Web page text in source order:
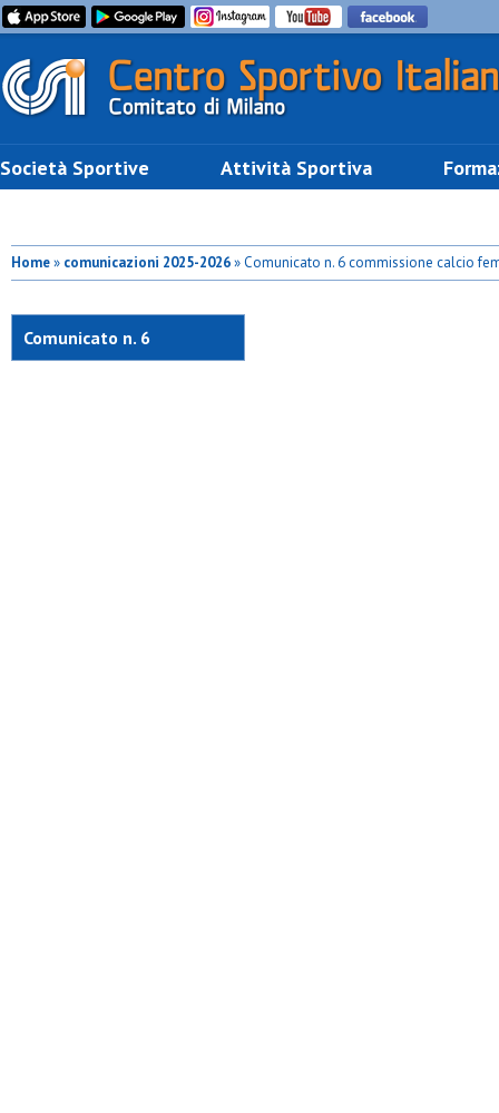
Società Sportive Attività Sportiva
Home» comunicazioni 2025-2026» Comunicato n. 6 commissione calcio
Comunicato n. 6